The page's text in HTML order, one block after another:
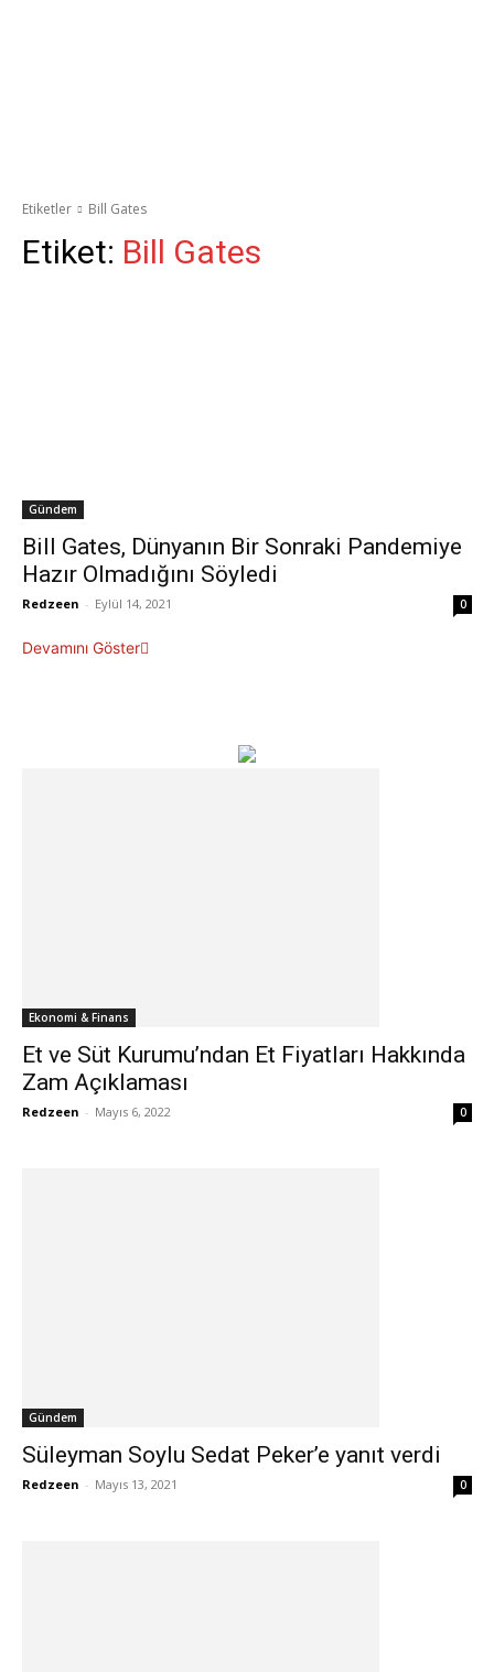
Etiketler Bill Gates
Etiket: Bill Gates
Gündem
Bill Gates, Dünyanın Bir Sonraki Pandemiye
Hazır Olmadığını Söyledi
Redzeen - Eylül 14, 2021 0
Devamını Göster
Ekonomi & Finans
Et ve Süt Kurumu’ndan Et Fiyatları Hakkında
Zam Açıklaması
Redzeen - Mayıs 6, 2022 0
Gündem
Süleyman Soylu Sedat Peker’e yanıt verdi
Redzeen - Mayıs 13, 2021 0